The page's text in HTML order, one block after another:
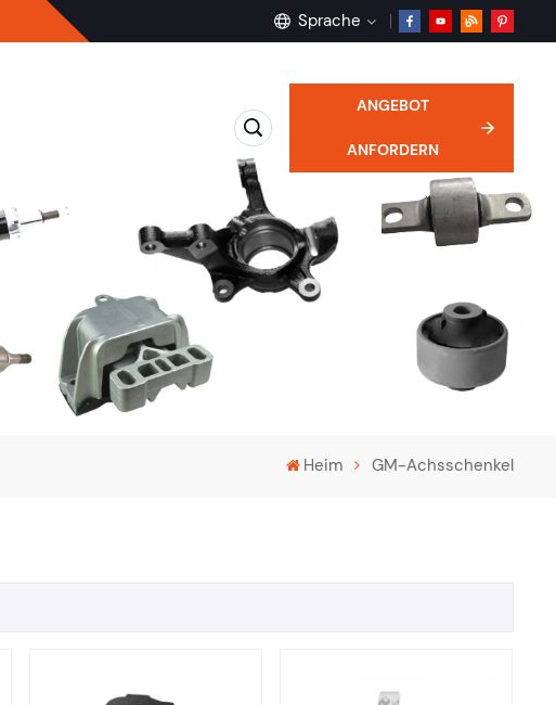
Sprache
English
français
Deutsch
русский
ANGEBOT
ANFORDERN
Heim GM-Achsschenkel